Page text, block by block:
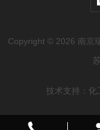
Copyright © 2026 南京
技术支持： 化